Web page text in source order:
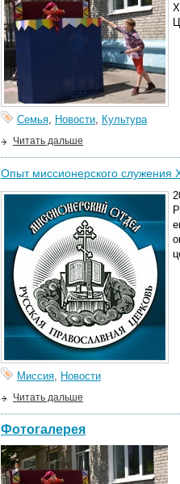
Семья, Новости, Культура
Читать дальше
Опыт миссионерского служения
Миссия, Новости
Читать дальше
Фотогалерея